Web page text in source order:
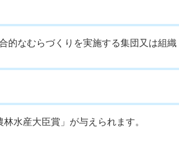
的なむらづくりを実施する集団又は組織
水産大臣賞」が与えられます。